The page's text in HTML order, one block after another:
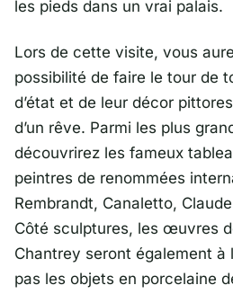
les pieds dans un vrai palais.
Lors de cette visite, vous
possibilité de faire le tour de
d’état et de leur décor
d’un rêve. Parmi les plus
découvrirez les fameux
peintres de renommées
Rembrandt, Canaletto,
Côté sculptures, les œuvres
Chantrey seront également à
pas les objets en porcelaine